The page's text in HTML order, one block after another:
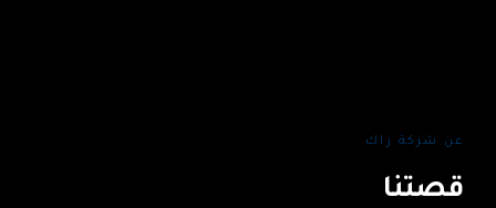
عن شركة راك
قصتنا